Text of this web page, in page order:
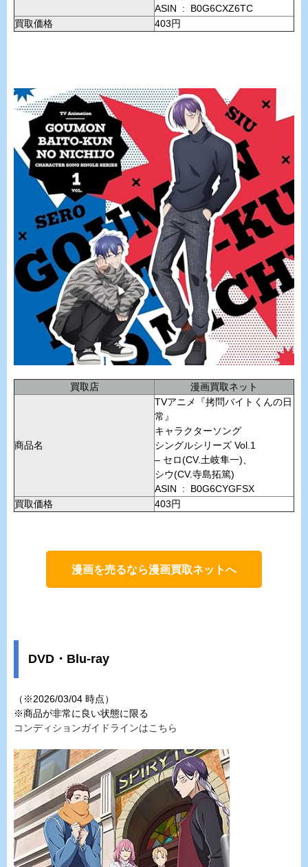
ASIN ‏ : ‎ B0G6CXZ6TC
買取価格
403円
買取店 漫画買取ネット
商品名
TVアニメ『拷問バイトくんの日
常』
キャラクターソング
シングルシリーズ Vol.1
– セロ(CV.土岐隼一)、
シウ(CV.寺島拓篤)
ASIN ‏ : ‎ B0G6CYGFSX
買取価格
403円
漫画を売るなら漫画買取ネットへ
DVD・Blu-ray
（※2026/03/04 時点）
※商品が非常に良い状態に限る
コンディションガイドラインはこちら